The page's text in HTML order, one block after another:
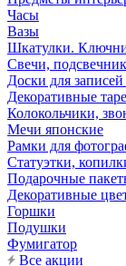
Часы
Вазы
Шкатулки.
Свечи,
Доски для
Декоративные
Колокольчики,
Мечи японские
Рамки для
Статуэтки,
Подарочные
Декоративные
Горшки
Подушки
Фумигатор
Все акции